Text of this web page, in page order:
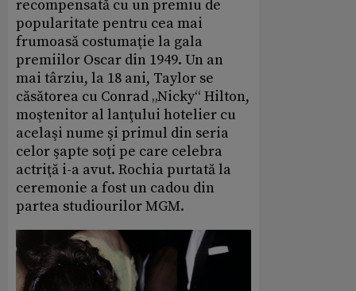
recompensată cu un premiu de
popularitate pentru cea mai
frumoasă costumaţie la gala
premiilor Oscar din 1949. Un an
mai târziu, la 18 ani, Taylor se
căsătorea cu Conrad „Nicky“ Hilton,
moştenitor al lanţului hotelier cu
acelaşi nume şi primul din seria
celor şapte soţi pe care celebra
actriţă i-a avut. Rochia purtată la
ceremonie a fost un cadou din
partea studiourilor MGM.